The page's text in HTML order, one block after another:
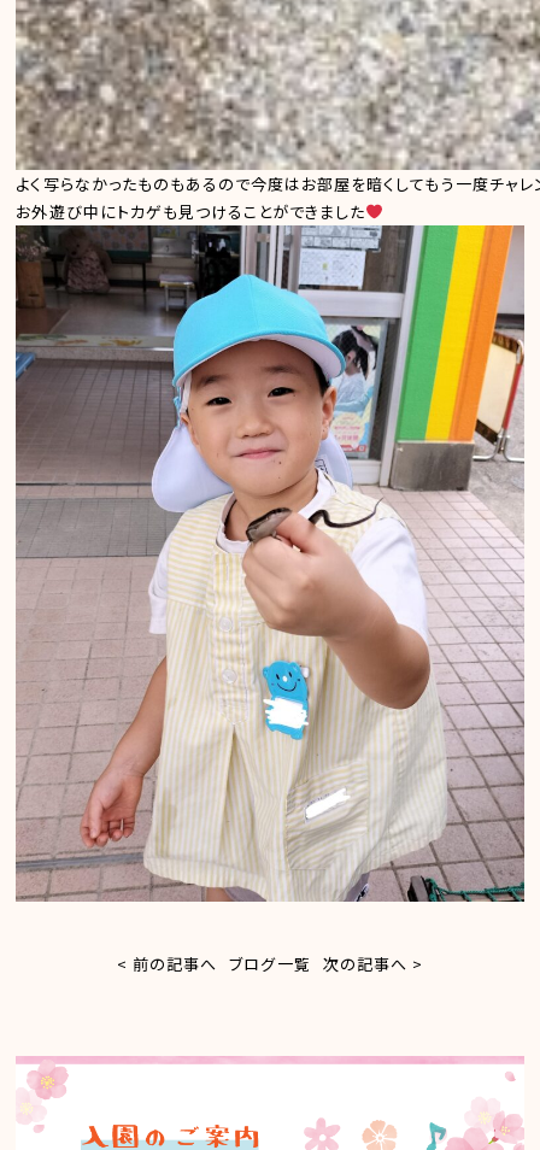
よく写らなかったものもあるので今度はお部屋を暗くしてもう一度チャ
お外遊び中にトカゲも見つけることができました
< 前の記事へ ブログ一覧 次の記事へ >